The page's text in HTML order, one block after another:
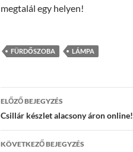
megtalál egy helyen!
FÜRDŐSZOBA LÁMPA
Bejegyzés
navigáció
ELŐZŐ BEJEGYZÉS
Csillár készlet alacsony áron online!
KÖVETKEZŐ BEJEGYZÉS